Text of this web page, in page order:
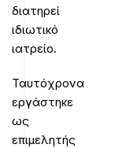
διατηρεί
ιδιωτικό
ιατρείο.
Ταυτόχρονα
εργάστηκε
ως
επιμελητής